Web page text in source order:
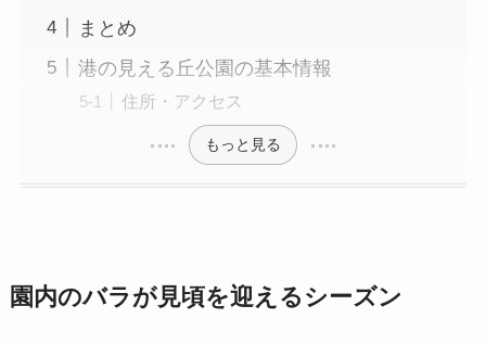
まとめ
港の見える丘公園の基本情報
住所・アクセス
もっと見る
園内のバラが見頃を迎えるシーズン